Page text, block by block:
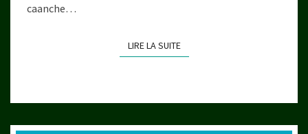
caanche…
LIRE LA SUITELIRE LA SUITE